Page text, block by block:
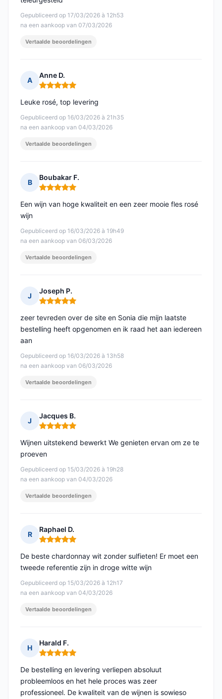
Gepubliceerd op 17/03/2026 à 12h53
na een aankoop van 07/03/2026
Vertaalde beoordelingen
A
Anne D.
Opmerking: 5 van 5
Gepubliceerd op 16/03/2026 à 21h35
na een aankoop van 04/03/2026
Leuke rosé, top levering
Vertaalde beoordelingen
B
Boubakar F.
Opmerking: 5 van 5
Gepubliceerd op 16/03/2026 à 19h49
na een aankoop van 06/03/2026
Een wijn van hoge kwaliteit en een zeer mooie fles rosé
wijn
Vertaalde beoordelingen
J
Joseph P.
Opmerking: 5 van 5
Gepubliceerd op 16/03/2026 à 13h58
na een aankoop van 06/03/2026
zeer tevreden over de site en Sonia die mijn laatste
bestelling heeft opgenomen en ik raad het aan iedereen
aan
Vertaalde beoordelingen
J
Jacques B.
Opmerking: 5 van 5
Gepubliceerd op 15/03/2026 à 19h28
na een aankoop van 04/03/2026
Wijnen uitstekend bewerkt We genieten ervan om ze te
proeven
Vertaalde beoordelingen
R
Raphael D.
Opmerking: 5 van 5
Gepubliceerd op 15/03/2026 à 12h17
na een aankoop van 04/03/2026
De beste chardonnay wit zonder sulfieten! Er moet een
tweede referentie zijn in droge witte wijn
Vertaalde beoordelingen
H
Harald F.
Opmerking: 5 van 5
De bestelling en levering verliepen absoluut
probleemloos en het hele proces was zeer
professioneel. De kwaliteit van de wijnen is sowieso